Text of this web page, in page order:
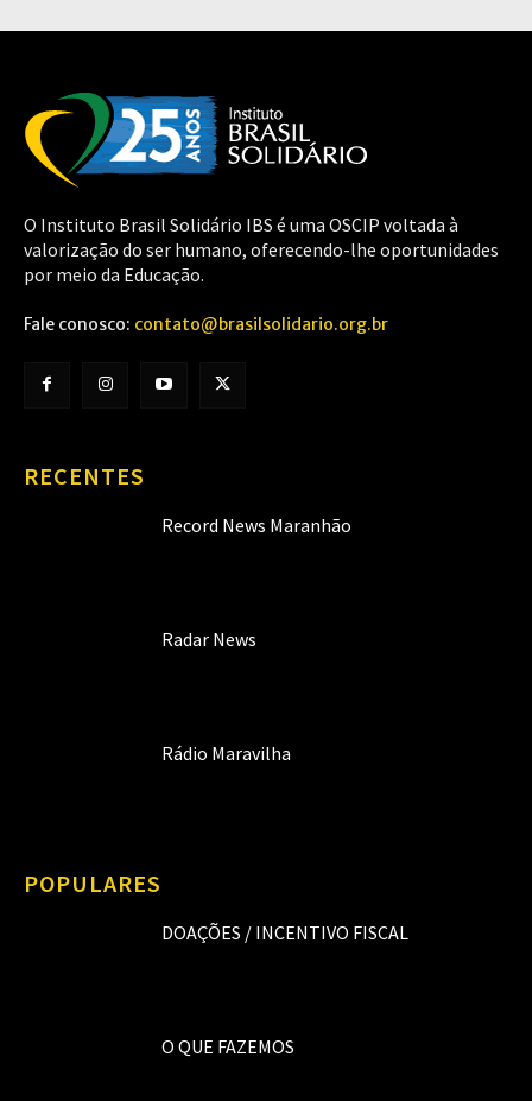
O Instituto Brasil Solidário IBS é uma OSCIP voltada à
valorização do ser humano, oferecendo-lhe oportunidades
por meio da Educação.
Fale conosco: contato@brasilsolidario.org.br
RECENTES
Record News Maranhão
Radar News
Rádio Maravilha
POPULARES
DOAÇÕES / INCENTIVO FISCAL
O QUE FAZEMOS